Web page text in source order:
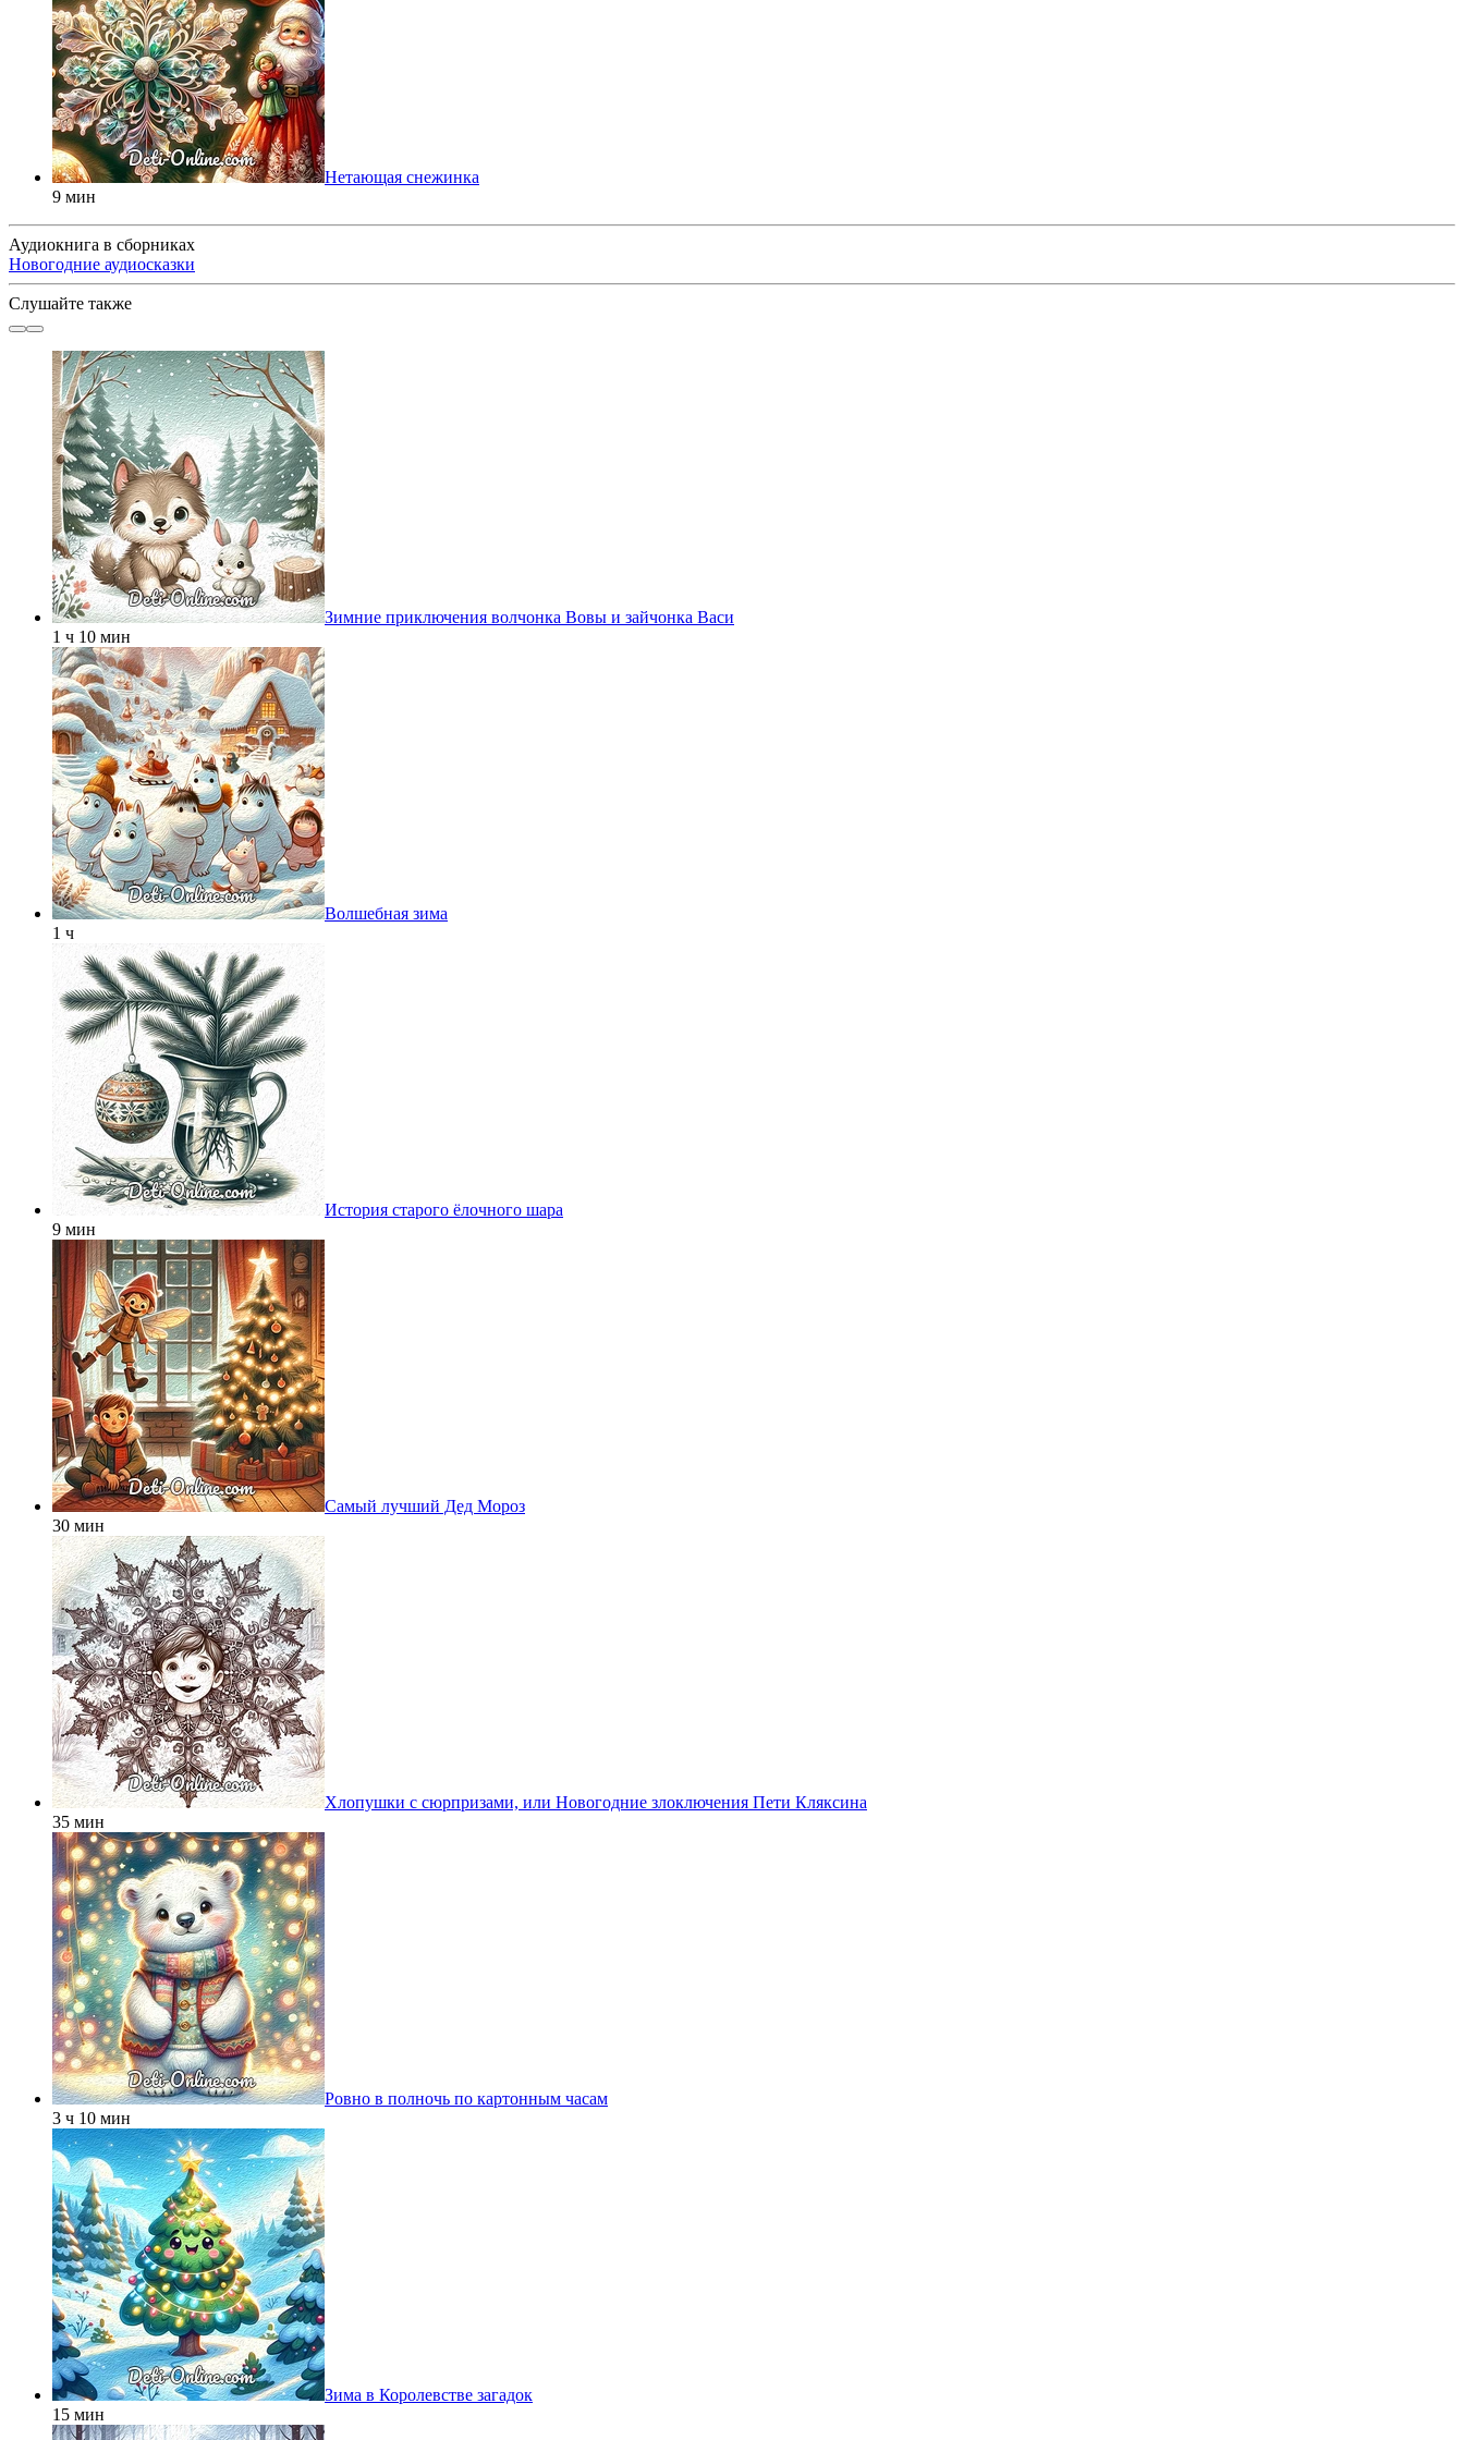
Нетающая снежинка
9 мин
Аудиокнига в сборниках
Новогодние аудиосказки
Слушайте также
Зимние приключения волчонка Вовы и зайчонка Васи
1 ч 10 мин
Волшебная зима
1 ч
История старого ёлочного шара
9 мин
Самый лучший Дед Мороз
30 мин
Хлопушки с сюрпризами, или Новогодние злоключения Пети Кляксина
35 мин
Ровно в полночь по картонным часам
3 ч 10 мин
Зима в Королевстве загадок
15 мин